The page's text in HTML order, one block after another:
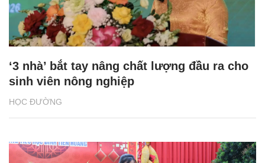
HỌC ĐƯỜNG
‘3 nhà’ bắt tay nâng chất lượng đầu ra cho
sinh viên nông nghiệp